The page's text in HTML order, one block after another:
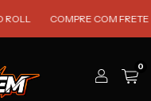
COMPRE COM FRETE
0